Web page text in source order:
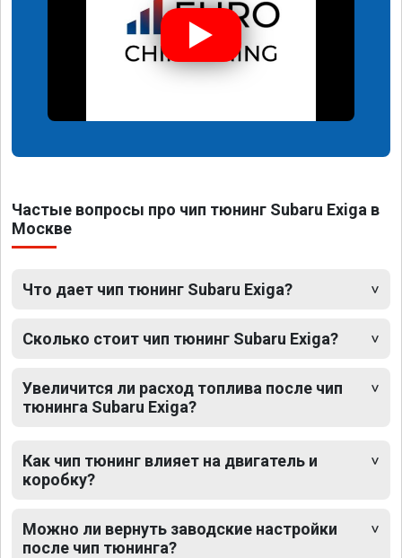
Частые вопросы про чип тюнинг Subaru Exiga в
Москве
Что дает чип тюнинг Subaru Exiga?
Сколько стоит чип тюнинг Subaru Exiga?
Увеличится ли расход топлива после чип
тюнинга Subaru Exiga?
Как чип тюнинг влияет на двигатель и
коробку?
Можно ли вернуть заводские настройки
после чип тюнинга?